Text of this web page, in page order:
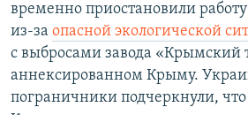
временно приостановили
из-за опасной экологической
с выбросами завода «Крымский
аннексированном Крыму.
пограничники подчеркнули,